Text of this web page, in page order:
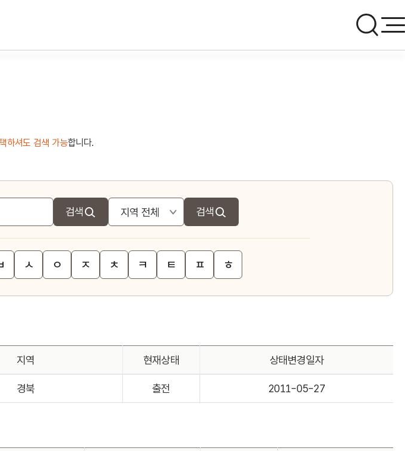
하셔도 검색 가능합니다.
검색 검색
ㅅ ㅇ ㅈ ㅊ ㅋ ㅌ ㅍ ㅎ
지역 현재상태 상태변경일자
경북 출전 2011-05-27